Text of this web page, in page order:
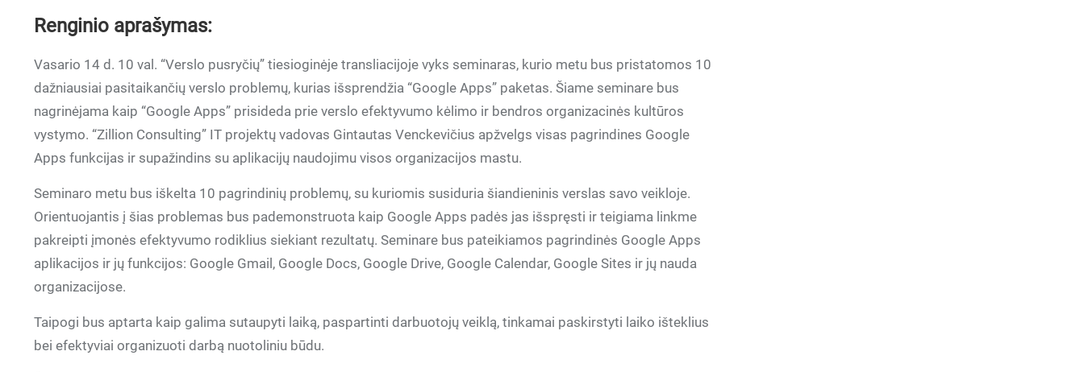
Renginio aprašymas:
Vasario 14 d. 10 val. “Verslo pusryčių” tiesioginėje transliacijoje vyks seminaras, kurio metu bus pristatomos 10
dažniausiai pasitaikančių verslo problemų, kurias išsprendžia “Google Apps” paketas. Šiame seminare bus
nagrinėjama kaip “Google Apps” prisideda prie verslo efektyvumo kėlimo ir bendros organizacinės kultūros
vystymo. “Zillion Consulting” IT projektų vadovas Gintautas Venckevičius apžvelgs visas pagrindines Google
Apps funkcijas ir supažindins su aplikacijų naudojimu visos organizacijos mastu.
Seminaro metu bus iškelta 10 pagrindinių problemų, su kuriomis susiduria šiandieninis verslas savo veikloje.
Orientuojantis į šias problemas bus pademonstruota kaip Google Apps padės jas išspręsti ir teigiama linkme
pakreipti įmonės efektyvumo rodiklius siekiant rezultatų. Seminare bus pateikiamos pagrindinės Google Apps
aplikacijos ir jų funkcijos: Google Gmail, Google Docs, Google Drive, Google Calendar, Google Sites ir jų nauda
organizacijose.
Taipogi bus aptarta kaip galima sutaupyti laiką, paspartinti darbuotojų veiklą, tinkamai paskirstyti laiko išteklius
bei efektyviai organizuoti darbą nuotoliniu būdu.